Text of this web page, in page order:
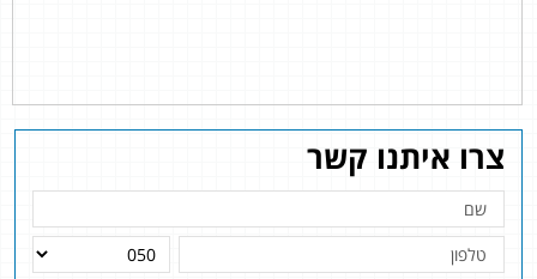
צרו איתנו קשר